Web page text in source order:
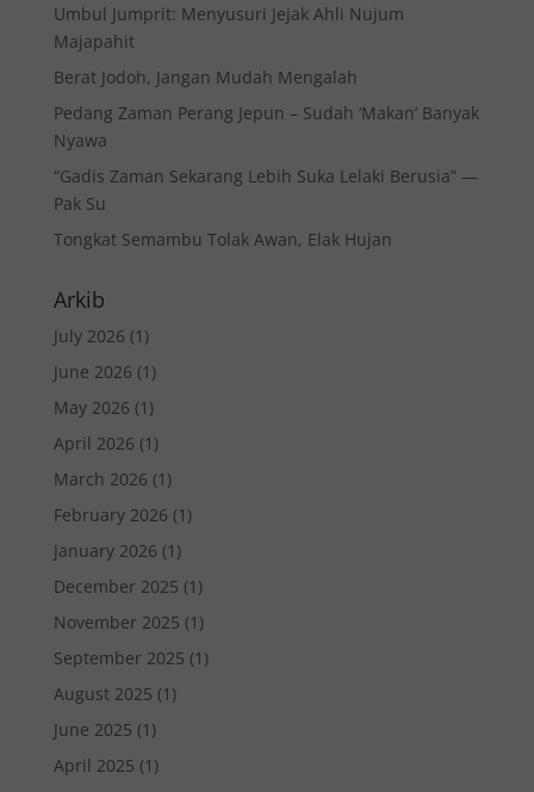
Umbul Jumprit: Menyusuri Jejak Ahli Nujum
Majapahit
Berat Jodoh, Jangan Mudah Mengalah
Pedang Zaman Perang Jepun – Sudah ‘Makan’ Banyak
Nyawa
“Gadis Zaman Sekarang Lebih Suka Lelaki Berusia” —
Pak Su
Tongkat Semambu Tolak Awan, Elak Hujan
Arkib
July 2026 (1)
June 2026 (1)
May 2026 (1)
April 2026 (1)
March 2026 (1)
February 2026 (1)
January 2026 (1)
December 2025 (1)
November 2025 (1)
September 2025 (1)
August 2025 (1)
June 2025 (1)
April 2025 (1)